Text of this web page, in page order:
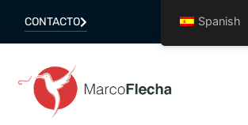
CONTACTO Spanish